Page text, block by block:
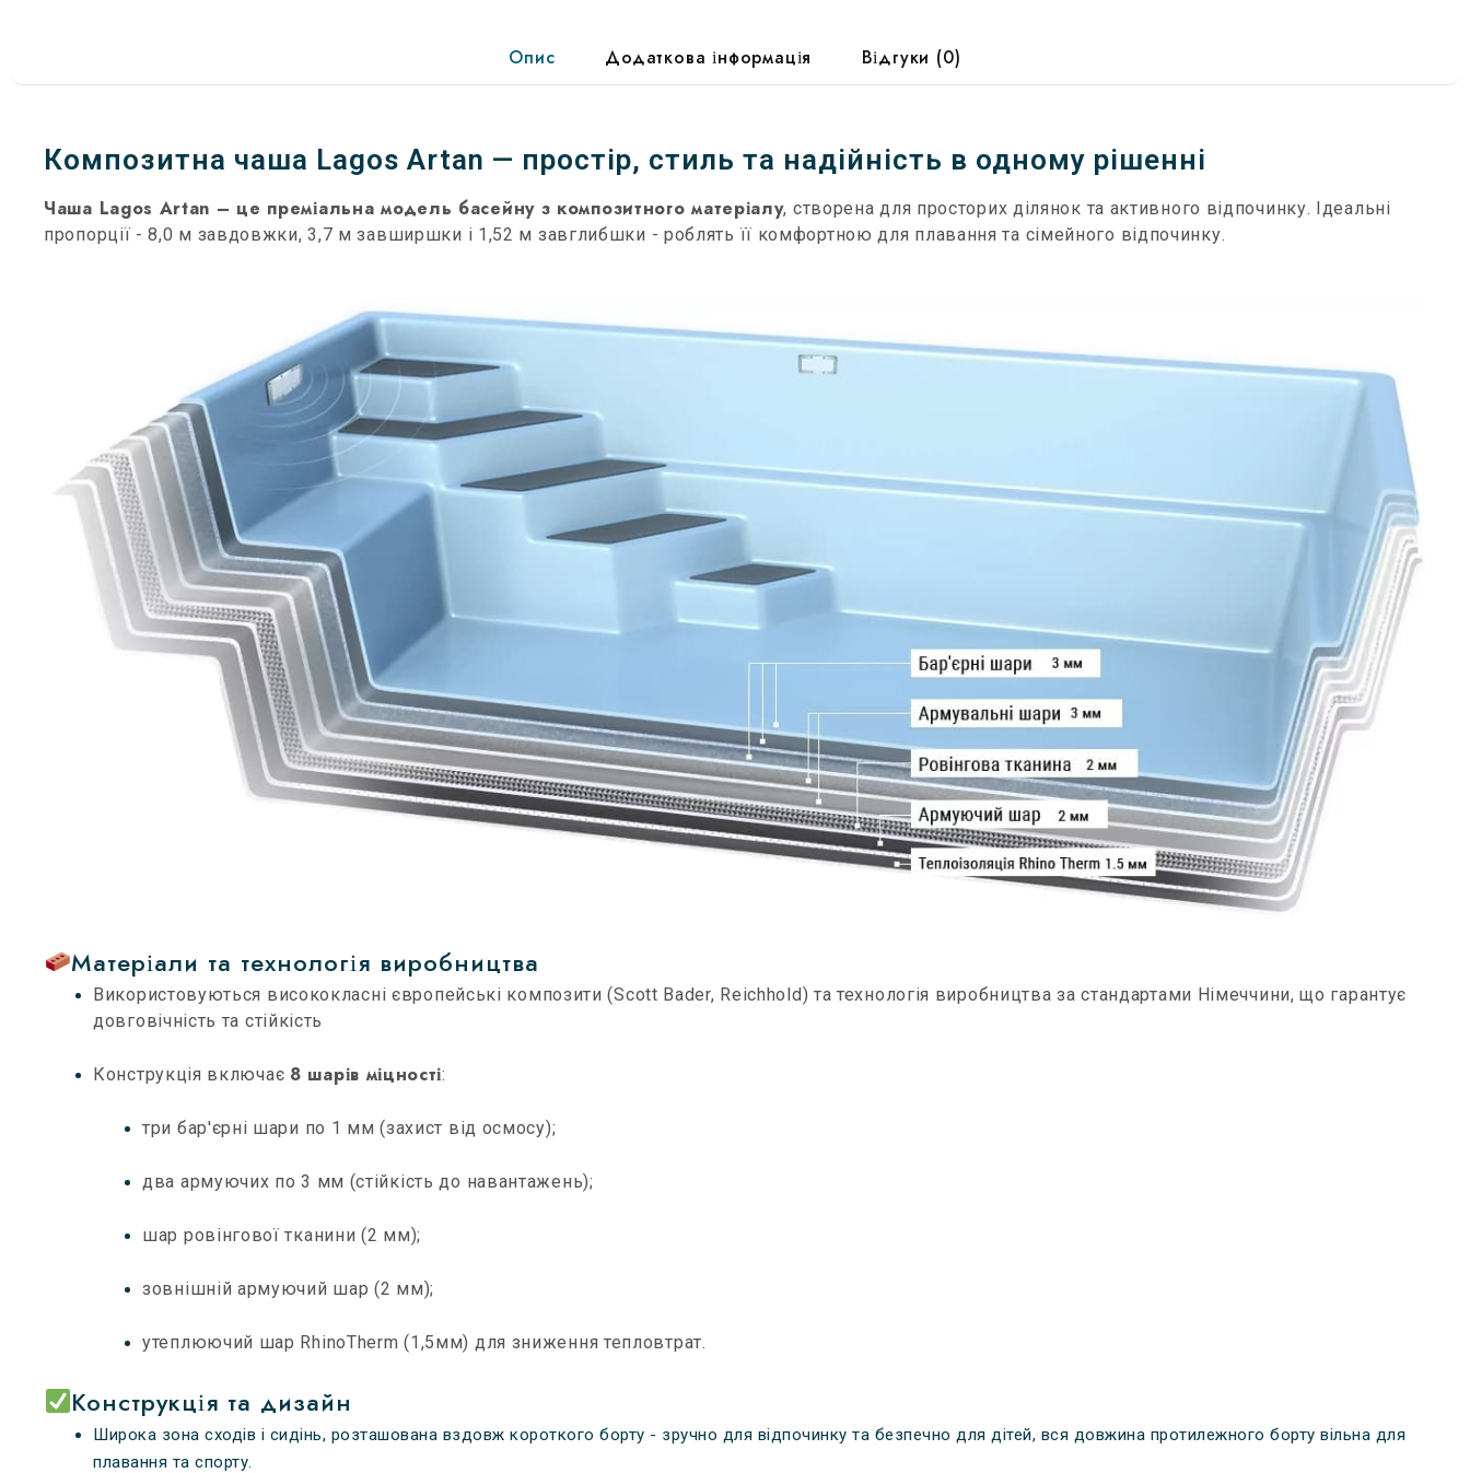
Опис Додаткова інформація Відгуки (0)
Композитна чаша Lagos Artan — простір, стиль та надійність в одному рішенні
Чаша Lagos Artan – це преміальна модель басейну з композитного матеріалу, створена для просторих ділянок та активного відпочинку. Ідеальні
пропорції - 8,0 м завдовжки, 3,7 м завширшки і 1,52 м завглибшки - роблять її комфортною для плавання та сімейного відпочинку.
Матеріали та технологія виробництва
Використовуються висококласні європейські композити (Scott Bader, Reichhold) та технологія виробництва за стандартами Німеччини, що гарантує
довговічність та стійкість
Конструкція включає 8 шарів міцності:
три бар'єрні шари по 1 мм (захист від осмосу);
два армуючих по 3 мм (стійкість до навантажень);
шар ровінгової тканини (2 мм);
зовнішній армуючий шар (2 мм);
утеплюючий шар RhinoTherm (1,5мм) для зниження тепловтрат.
Конструкція та дизайн
Широка зона сходів і сидінь, розташована вздовж короткого борту - зручно для відпочинку та безпечно для дітей, вся довжина протилежного борту вільна для
плавання та спорту.